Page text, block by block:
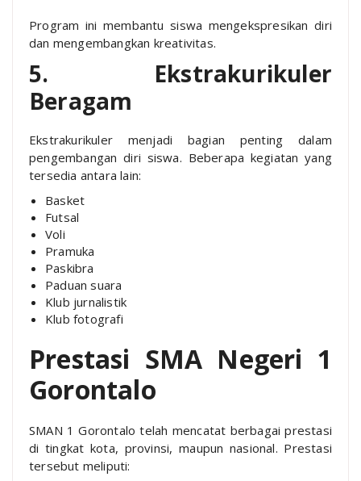
Program ini membantu siswa mengekspresikan diri
dan mengembangkan kreativitas.
5. Ekstrakurikuler
Beragam
Ekstrakurikuler menjadi bagian penting dalam
pengembangan diri siswa. Beberapa kegiatan yang
tersedia antara lain:
Basket
Futsal
Voli
Pramuka
Paskibra
Paduan suara
Klub jurnalistik
Klub fotografi
Prestasi SMA Negeri 1
Gorontalo
SMAN 1 Gorontalo telah mencatat berbagai prestasi
di tingkat kota, provinsi, maupun nasional. Prestasi
tersebut meliputi: